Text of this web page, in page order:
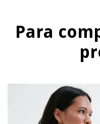
Para